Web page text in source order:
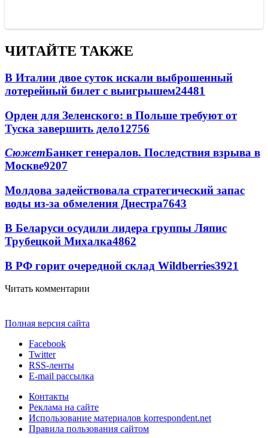
ЧИТАЙТЕ ТАКЖЕ
В Италии двое суток искали выброшенный
лотерейный билет с выигрышем24481
Орден для Зеленского: в Польше требуют от
Туска завершить дело12756
СюжетБанкет генералов. Последствия взрыва в
Москве9207
Молдова задействовала стратегический запас
воды из-за обмеления Днестра7643
В Беларуси осудили лидера группы Ляпис
Трубецкой Михалка4862
В РФ горит очередной склад Wildberries3921
Читать комментарии
Полная версия сайта
Facebook
Twitter
RSS-ленты
E-mail рассылка
Контакты
Реклама на сайте
Использование материалов korrespondent.net
Правила пользования сайтом